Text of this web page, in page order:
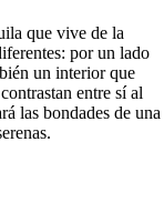
que vive de la
por un lado
un interior que
entre sí al
las bondades de una